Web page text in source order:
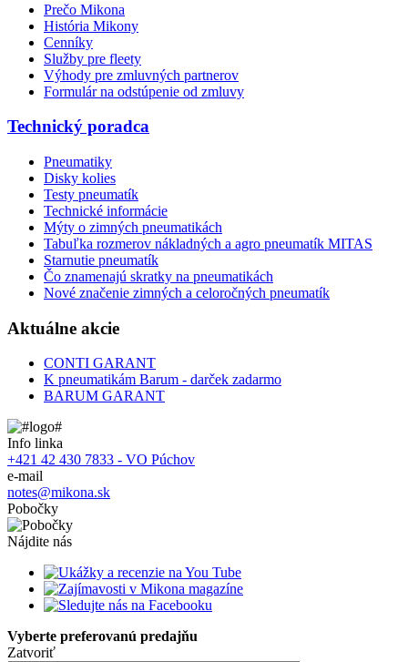
Prečo Mikona
História Mikony
Cenníky
Služby pre fleety
Výhody pre zmluvných partnerov
Formulár na odstúpenie od zmluvy
Technický poradca
Pneumatiky
Disky kolies
Testy pneumatík
Technické informácie
Mýty o zimných pneumatikách
Tabuľka rozmerov nákladných a agro pneumatík MITAS
Starnutie pneumatík
Čo znamenajú skratky na pneumatikách
Nové značenie zimných a celoročných pneumatík
Aktuálne akcie
CONTI GARANT
K pneumatikám Barum - darček zadarmo
BARUM GARANT
Info linka
+421 42 430 7833 - VO Púchov
e-mail
notes@mikona.sk
Pobočky
Nájdite nás
Vyberte preferovanú predajňu
Zatvoriť